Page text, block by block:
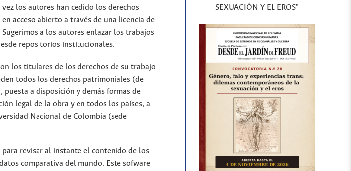
los autores han cedido los derechos
acceso abierto a través de una licencia de
a los autores enlazar los trabajos
repositorios institucionales.
los titulares de los derechos de su trabajo
todos los derechos patrimoniales (de
a disposición y demás formas de
legal de la obra y en todos los países, a
Nacional de Colombia (sede
revisar al instante el contenido de los
comparativa del mundo. Este sofware
SEXUACIÓN Y EL EROS"